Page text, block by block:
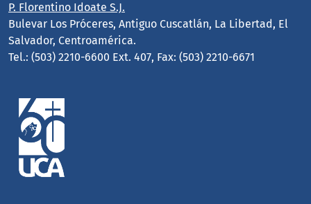
P. Florentino Idoate S.J.
Bulevar Los Próceres, Antiguo Cuscatlán, La Libertad, El
Salvador, Centroamérica.
Tel.: (503) 2210-6600 Ext. 407, Fax: (503) 2210-6671